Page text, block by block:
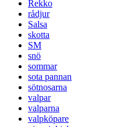
Rekko
rådjur
Salsa
skotta
SM
snö
sommar
sota pannan
sötnosarna
valpar
valparna
valpköpare